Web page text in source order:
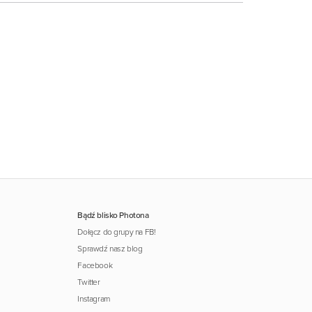
Bądź blisko Photona
Dołącz do grupy na FB!
Sprawdź nasz blog
Facebook
Twitter
Instagram